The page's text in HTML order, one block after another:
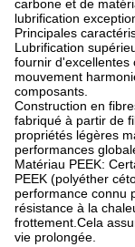
carbone et de
lubrification
Principales
Lubrification
fournir d'excellentes
mouvement
composants.
Construction en
fabriqué à partir de
propriétés légères
performances
Matériau PEEK:
PEEK (polyéther
performance connu
résistance à la
frottement.Cela
vie prolongée.